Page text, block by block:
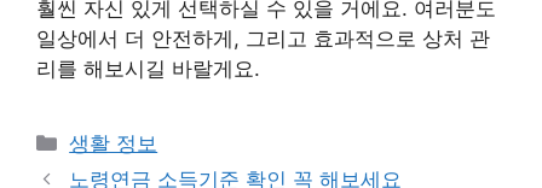
훨씬 자신 있게 선택하실 수 있을 거에요. 여러분도
일상에서 더 안전하게, 그리고 효과적으로 상처 관
리를 해보시길 바랄게요.
카
테
생활 정보
노령연금 소득기준 확인 꼭 해보세요